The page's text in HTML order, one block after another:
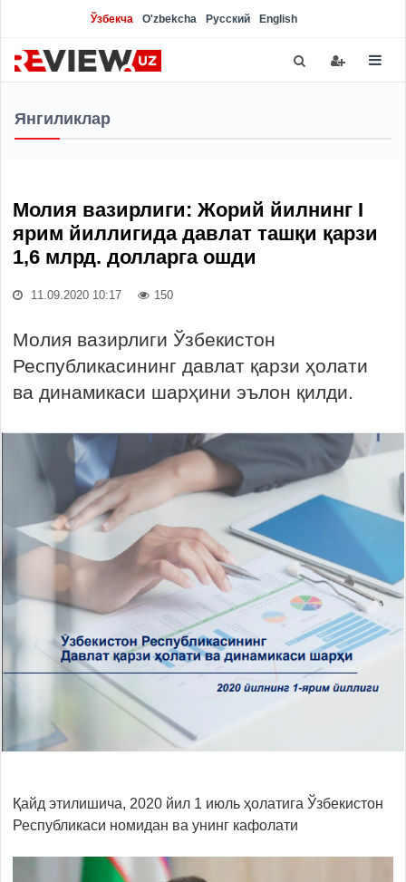
Ўзбекча O'zbekcha Русский English
Янгиликлар
Молия вазирлиги: Жорий йилнинг I
ярим йиллигида давлат ташқи қарзи
1,6 млрд. долларга ошди
11.09.2020 10:17 150
Молия вазирлиги Ўзбекистон
Республикасининг давлат қарзи ҳолати
ва динамикаси шарҳини эълон қилди.
Қайд этилишича, 2020 йил 1 июль ҳолатига Ўзбекистон
Республикаси номидан ва унинг кафолати